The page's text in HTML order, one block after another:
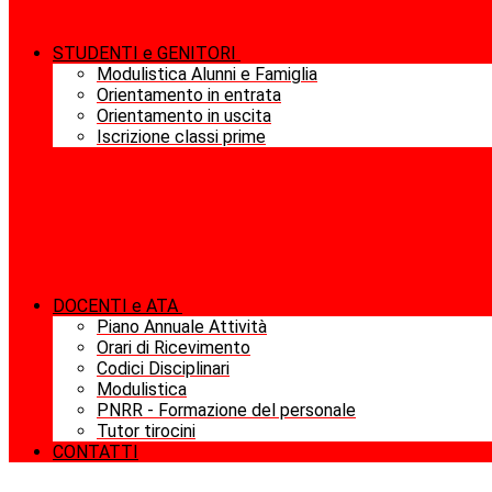
STUDENTI e GENITORI
Modulistica Alunni e Famiglia
Orientamento in entrata
Orientamento in uscita
Iscrizione classi prime
DOCENTI e ATA
Piano Annuale Attività
Orari di Ricevimento
Codici Disciplinari
Modulistica
PNRR - Formazione del personale
Tutor tirocini
CONTATTI